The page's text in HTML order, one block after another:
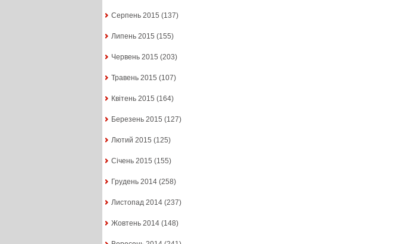
Серпень 2015 (137)
Липень 2015 (155)
Червень 2015 (203)
Травень 2015 (107)
Квітень 2015 (164)
Березень 2015 (127)
Лютий 2015 (125)
Січень 2015 (155)
Грудень 2014(258)
Листопад 2014(237)
Жовтень 2014(148)